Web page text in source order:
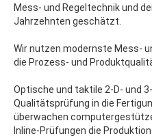
Mess- und Regeltechnik und
Jahrzehnten geschätzt.
Wir nutzen modernste Mess-
die Prozess- und
Optische und taktile 2-D- und
Qualitätsprüfung in die
überwachen
Inline-Prüfungen die